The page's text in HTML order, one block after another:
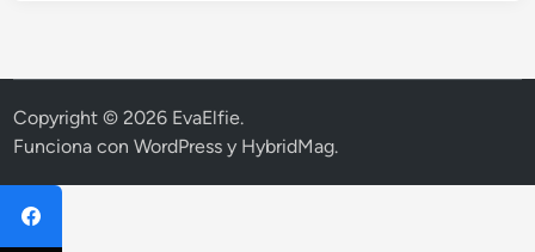
Copyright © 2026 EvaElfie.
Funciona conWordPress y HybridMag.